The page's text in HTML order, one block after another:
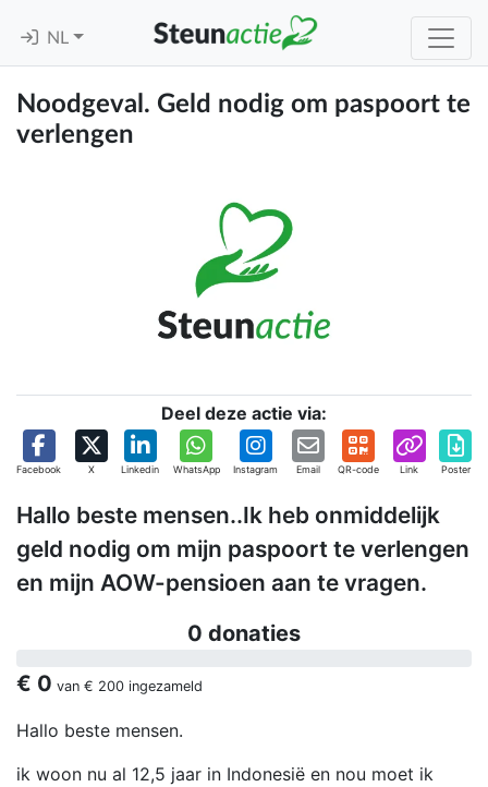
NL
Noodgeval. Geld nodig om paspoort te
verlengen
Deel deze actie via:
Facebook X Linkedin WhatsApp Instagram Email QR-code Link Poster
Hallo beste mensen..Ik heb onmiddelijk
geld nodig om mijn paspoort te verlengen
en mijn AOW-pensioen aan te vragen.
0 donaties
€ 0 van € 200 ingezameld
Hallo beste mensen.
ik woon nu al 12,5 jaar in Indonesië en nou moet ik